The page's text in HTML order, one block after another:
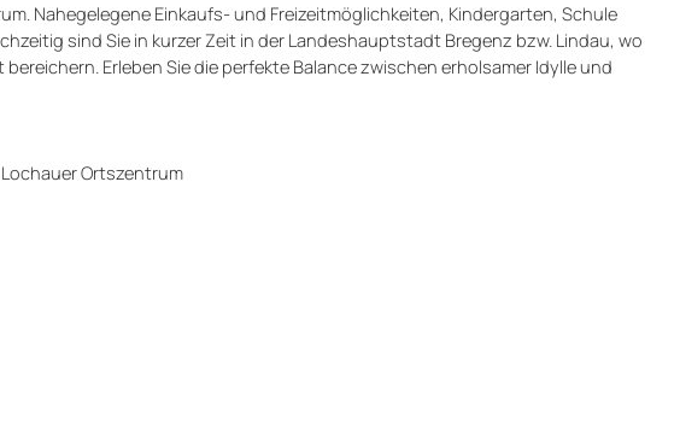
Nahegelegene Einkaufs- und Freizeitmöglichkeiten, Kindergarten, Schule
sind Sie in kurzer Zeit in der Landeshauptstadt Bregenz bzw. Lindau, wo
Erleben Sie die perfekte Balance zwischen erholsamer Idylle und
Ortszentrum